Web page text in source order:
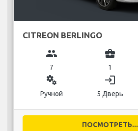
CITREON BERLINGO
group
7
business_center
1
miscellaneous_services
Ручной
login
5 Дверь
ПОСМОТРЕТЬ...